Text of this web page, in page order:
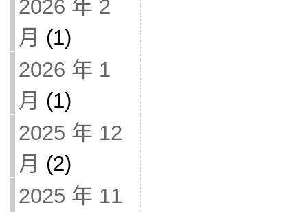
2026 年 2
月 (1)
2026 年 1
月 (1)
2025 年 12
月 (2)
2025 年 11